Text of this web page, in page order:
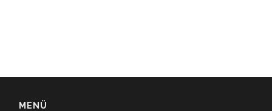
MENÜ